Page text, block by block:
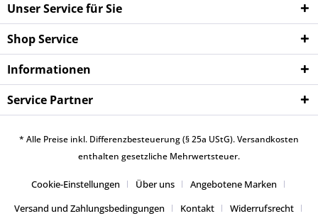
Unser Service für Sie
Shop Service
Informationen
Service Partner
* Alle Preise inkl. Differenzbesteuerung (§ 25a UStG).Versandkosten
enthalten gesetzliche Mehrwertsteuer.
Cookie-Einstellungen Über uns
Angebotene Marken
Versand und Zahlungsbedingungen
Kontakt
Widerrufsrecht